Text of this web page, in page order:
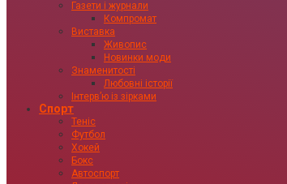
Газети і журнали
Компромат
Виставка
Живопис
Новинки моди
Знаменитості
Любовні історії
Інтервʼю із зірками
Спорт
Теніс
Футбол
Хокей
Бокс
Автоспорт